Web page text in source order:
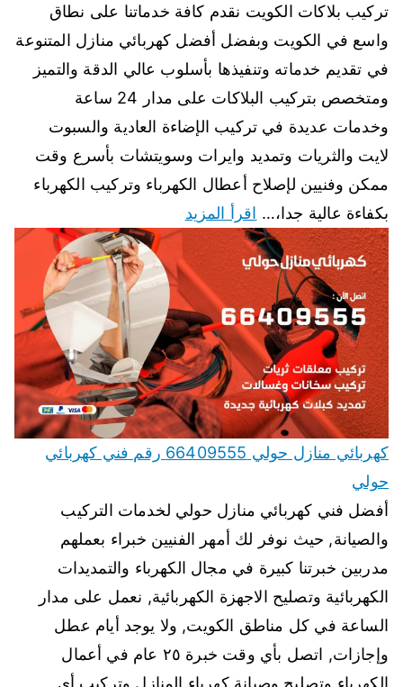
تركيب بلاكات الكويت نقدم كافة خدماتنا على نطاق
واسع في الكويت وبفضل أفضل كهربائي منازل المتنوعة
في تقديم خدماته وتنفيذها بأسلوب عالي الدقة والتميز
ومتخصص بتركيب البلاكات على مدار 24 ساعة
وخدمات عديدة في تركيب الإضاءة العادية والسبوت
لايت والثريات وتمديد وايرات وسويتشات بأسرع وقت
ممكن وفنيين لإصلاح أعطال الكهرباء وتركيب الكهرباء
بكفاءة عالية جدا،… اقرأ المزيد
كهربائي منازل حولي 66409555 رقم فني كهربائي
حولي
أفضل فني كهربائي منازل حولي لخدمات التركيب
والصيانة, حيث نوفر لك أمهر الفنيين خبراء بعملهم
مدربين خبرتنا كبيرة في مجال الكهرباء والتمديدات
الكهربائية وتصليح الاجهزة الكهربائية, نعمل على مدار
الساعة في كل مناطق الكويت, ولا يوجد أيام عطل
وإجازات, اتصل بأي وقت خبرة ٢٥ عام في أعمال
الكهرباء وتصليح وصيانة كهرباء المنازل وتركيب أي